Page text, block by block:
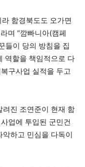
함경북도도 오가면
며 “깜빠니아(캠페
들이 당의 방침을 집
역할을 책임적으로 다
구사업 실적을 두고
진 조연준이 현재 함
업에 투입된 군민건
하고 민심을 다독이